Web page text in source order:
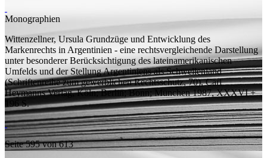
Monographien
Wittenzellner, Ursula Grundzüge und Entwicklung des
Markenrechts in Argentinien - eine rechtsvergleichende Darstellung
unter besonderer Berücksichtigung des lateinamerikanischen
Umfelds und der Stellung Argentiniens als Schwellenland
(Schriftenreihe zum gewerblichen Rechtsschutz, 70), Carl
Heymanns Verlag, Köln; Berlin; Bonn; München 1987, XXXVI +
196S.
Seite 595 von 613